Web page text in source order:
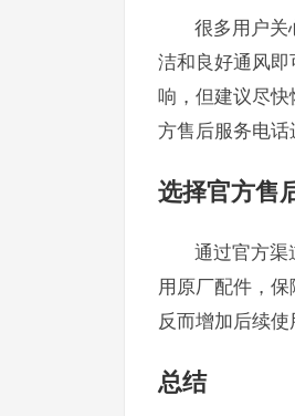
很多用户关
洁和良好通风
响，但建议尽
方售后服务电话
选择官方售
通过官方渠
用原厂配件，
反而增加后续
总结